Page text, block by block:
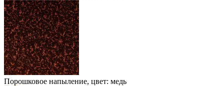
Порошковое напыление, цвет: медь